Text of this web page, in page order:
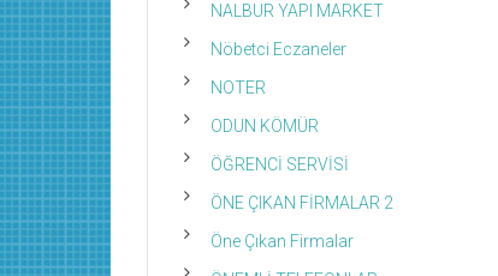
NALBUR YAPI MARKET
Nöbetci Eczaneler
NOTER
ODUN KÖMÜR
ÖĞRENCİ SERVİSİ
ÖNE ÇIKAN FİRMALAR 2
Öne Çıkan Firmalar